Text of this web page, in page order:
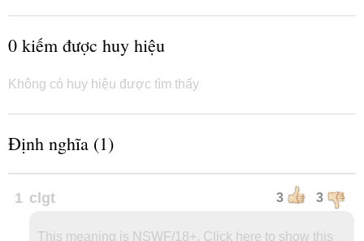
0 kiếm được huy hiệu
Không có huy hiệu được tìm thấy
Định nghĩa (1)
1 3 3
clgt
This meaning is NSWF/18+. Click here to show this